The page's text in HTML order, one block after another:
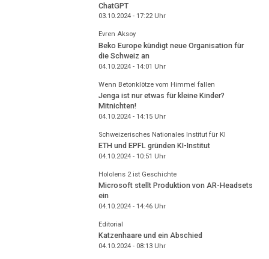
ChatGPT
03.10.2024 - 17:22Uhr
Evren Aksoy
Beko Europe kündigt neue Organisation für
die Schweiz an
04.10.2024 - 14:01 Uhr
Wenn Betonklötze vom Himmel fallen
Jenga ist nur etwas für kleine Kinder?
Mitnichten!
04.10.2024 - 14:15Uhr
Schweizerisches Nationales Institut für KI
ETH und EPFL gründen KI-Institut
04.10.2024 - 10:51 Uhr
Hololens 2 ist Geschichte
Microsoft stellt Produktion von AR-Headsets
ein
04.10.2024 - 14:46Uhr
Editorial
Katzenhaare und ein Abschied
04.10.2024 - 08:13Uhr